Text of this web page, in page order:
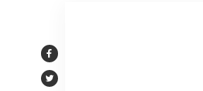
Facebook
Twitter